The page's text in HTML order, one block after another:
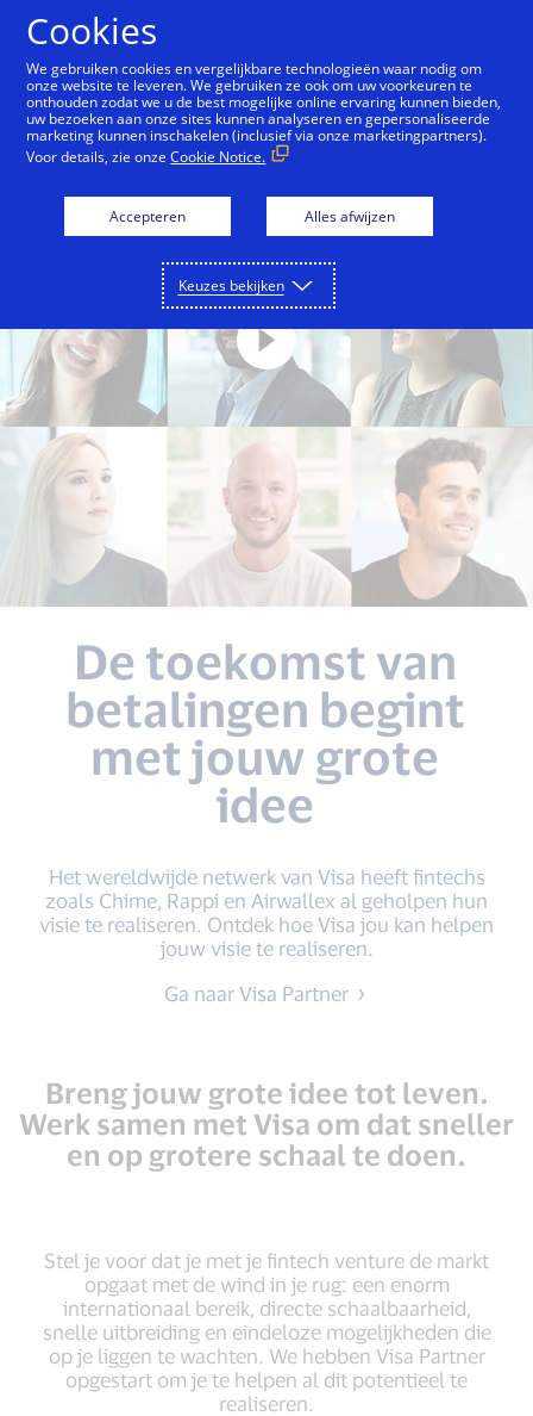
De toekomst van
betalingen begint
met jouw grote
idee
Het wereldwijde netwerk van Visa heeft fintechs
zoals Chime, Rappi en Airwallex al geholpen hun
visie te realiseren. Ontdek hoe Visa jou kan helpen
jouw visie te realiseren.
Ga naar Visa Partner
Breng jouw grote idee tot leven.
Werk samen met Visa om dat sneller
en op grotere schaal te doen.
Stel je voor dat je met je fintech venture de markt
opgaat met de wind in je rug: een enorm
internationaal bereik, directe schaalbaarheid,
snelle uitbreiding en eindeloze mogelijkheden die
op je liggen te wachten. We hebben Visa Partner
opgestart om je te helpen al dit potentieel te
realiseren.
Cookies
We gebruiken cookies en vergelijkbare technologieën waar nodig om
onze website te leveren. We gebruiken ze ook om uw voorkeuren te
onthouden zodat we u de best mogelijke online ervaring kunnen bieden,
uw bezoeken aan onze sites kunnen analyseren en gepersonaliseerde
marketing kunnen inschakelen (inclusief via onze marketingpartners).
Voor details, zie onzeCookie Notice.
Accepteren Alles afwijzen
Keuzes bekijken